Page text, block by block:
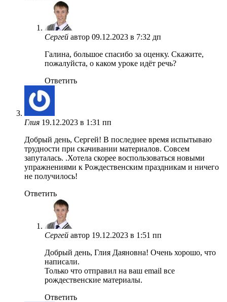
Сергей автор 09.12.2023 в 7:32 дп
Галина, большое спасибо за оценку. Скажите,
пожалуйста, о каком уроке идёт речь?
Ответить
Глия 19.12.2023 в 1:31 пп
Добрый день, Сергей! В последнее время испытываю
трудности при скачивании материалов. Совсем
запуталась. .Хотела скорее воспользоваться новыми
упражнениями к Рождественским праздникам и ничего
не получилось!
Ответить
Сергей автор 19.12.2023 в 1:51 пп
Добрый день, Глия Даяновна! Очень хорошо, что
написали.
Только что отправил на ваш email все
рождественские материалы.
Ответить